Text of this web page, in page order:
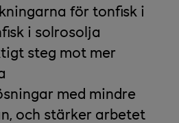
för tonfisk i
i solrosolja
steg mot mer
med mindre
och stärker arbetet